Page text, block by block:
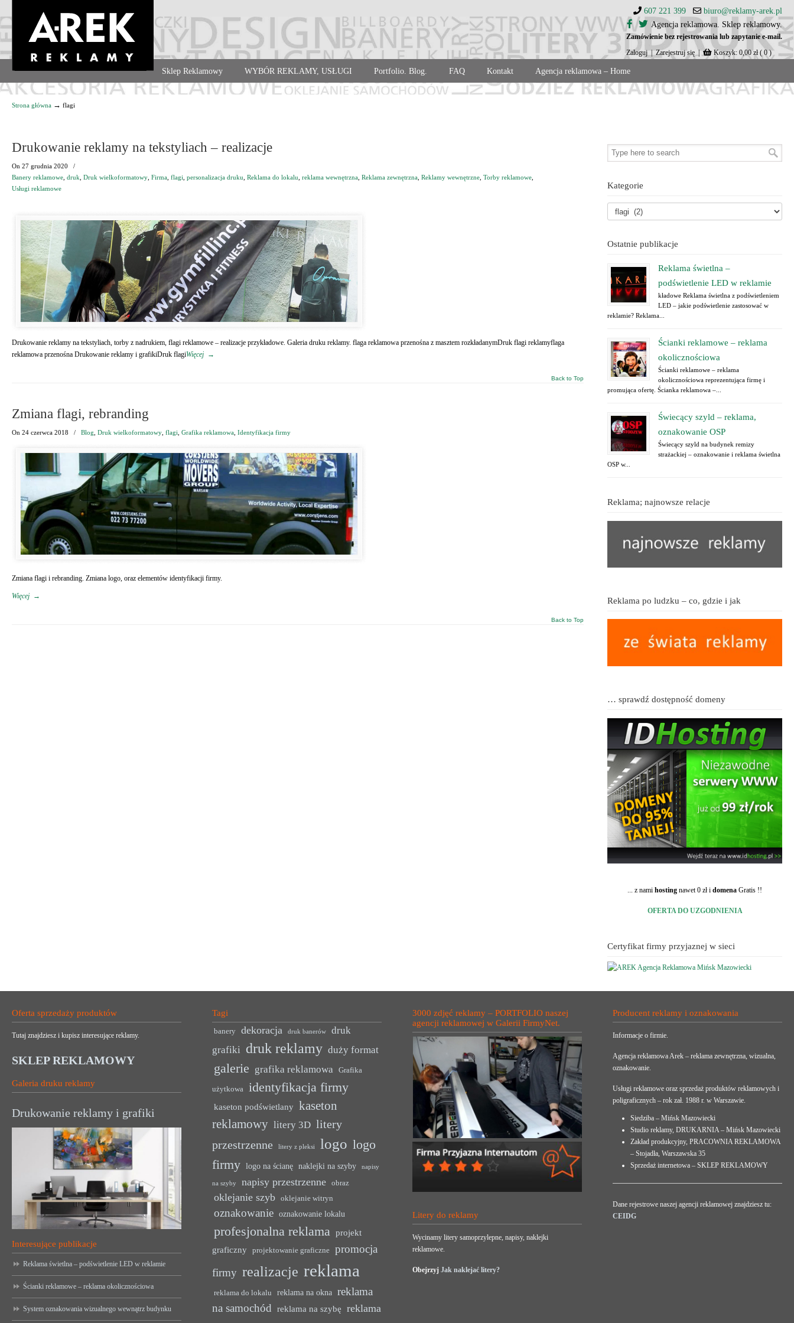
Agencja reklamowa. Reklama – usługi, druk
607 221 399
biuro@reklamy-arek.pl
Agencja reklamowa. Sklep reklamowy.
Zamówienie bez rejestrowania lub zapytanie e-mail.
Zaloguj | Zarejestruj się | Koszyk: 0,00zł ( 0 )
Sklep Reklamowy WYBÓR REKLAMY, USŁUGI Portfolio. Blog. FAQ Kontakt Agencja reklamowa – Home
Strona główna → flagi
Drukowanie reklamy na tekstyliach – realizacje
On 27 grudnia 2020
/
Banery reklamowe druk Druk wielkoformatowy Firma flagi personalizacja druku Reklama do lokalu reklama wewnętrzna Reklama zewnętrzna Reklamy wewnętrzne Torby reklamowe
Usługi reklamowe
Drukowanie reklamy na tekstyliach, torby z nadrukiem, flagi reklamowe – realizacje przykładowe. Galeria druku reklamy. flaga reklamowa przenośna z masztem rozkładanymDruk flagi reklamyflaga
reklamowa przenośna Drukowanie reklamy i grafikiDruk flagiWięcej →
Back to Top
Zmiana flagi, rebranding
On 24 czerwca 2018 / Blog Druk wielkoformatowy flagi Grafika reklamowa Identyfikacja firmy
Zmiana flagi i rebranding. Zmiana logo, oraz elementów identyfikacji firmy.
Więcej →
Back to Top
Kategorie
Ostatnie publikacje
Reklama świetlna –
podświetlenie LED w reklamie
kładowe Reklama świetlna z podświetleniem
LED – jakie podświetlenie zastosować w
reklamie? Reklama...
Ścianki reklamowe – reklama
okolicznościowa
Ścianki reklamowe – reklama
okolicznościowa reprezentująca firmę i
promująca ofertę. Ścianka reklamowa –...
Świecący szyld – reklama,
oznakowanie OSP
Świecący szyld na budynek remizy
strażackiej – oznakowanie i reklama świetlna
OSP w...
Reklama; najnowsze relacje
Reklama po ludzku – co, gdzie i jak
… sprawdź dostępność domeny
... z nami hosting nawet 0 zł i domena Gratis !!
OFERTA DO UZGODNIENIA
Certyfikat firmy przyjaznej w sieci
Oferta sprzedaży produktów
Tutaj znajdziesz i kupisz interesujące reklamy.
SKLEP REKLAMOWY
Galeria druku reklamy
Drukowanie reklamy i grafiki
Interesujące publikacje
Reklama świetlna – podświetlenie LED w reklamie
Ścianki reklamowe – reklama okolicznościowa
System oznakowania wizualnego wewnątrz budynku
Tagi
banery dekoracja druk banerów
druk
grafiki druk reklamy duży format
galerie grafika reklamowa Grafika
użytkowa identyfikacja firmy
kaseton podświetlany kaseton
reklamowy litery 3D litery
przestrzenne
litery z pleksi logo logo
firmy
logo na ścianę naklejki na szyby napisy
na szyby napisy przestrzenne obraz
oklejanie szyb oklejanie witryn
oznakowanie oznakowanie lokalu
profesjonalna reklama projekt
graficzny
projektowanie graficzne
promocja
firmy realizacje reklama
reklama do lokalu reklama na okna
reklama
na samochód reklama na szybę reklama
3000 zdjęć reklamy – PORTFOLIO naszej
agencji reklamowej w Galerii FirmyNet.
Litery do reklamy
Wycinamy litery samoprzylepne, napisy, naklejki
reklamowe.
ObejrzyjJak naklejać litery?
Producent reklamy i oznakowania
Informacje o firmie.
Agencja reklamowa Arek – reklama zewnętrzna, wizualna,
oznakowanie.
Usługi reklamowe oraz sprzedaż produktów reklamowych i
poligraficznych – rok zał. 1988 r. w Warszawie.
Siedziba – Mińsk Mazowiecki
Studio reklamy, DRUKARNIA – Mińsk Mazowiecki
Zakład produkcyjny, PRACOWNIA REKLAMOWA
– Stojadła, Warszawska 35
Sprzedaż internetowa – SKLEP REKLAMOWY
Dane rejestrowe naszej agencji reklamowej znajdziesz tu:
CEIDG